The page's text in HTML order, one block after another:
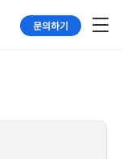
문의하기